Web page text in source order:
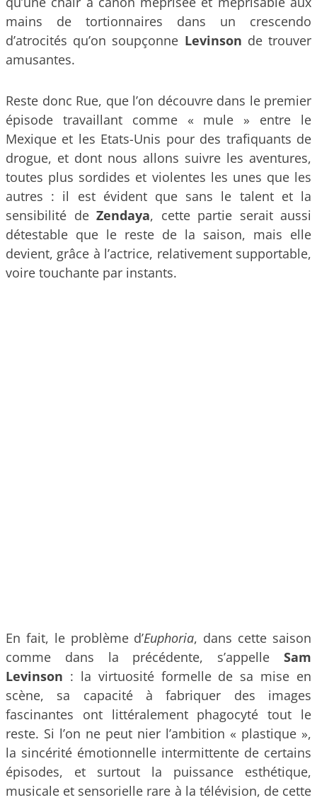
mains de tortionnaires dans un crescendo
d’atrocités qu’on soupçonne Levinson de trouver
amusantes.
Reste donc Rue, que l’on découvre dans le premier
épisode travaillant comme « mule » entre le
Mexique et les Etats-Unis pour des trafiquants de
drogue, et dont nous allons suivre les aventures,
toutes plus sordides et violentes les unes que les
autres : il est évident que sans le talent et la
sensibilité de Zendaya, cette partie serait aussi
détestable que le reste de la saison, mais elle
devient, grâce à l’actrice, relativement supportable,
voire touchante par instants.
En fait, le problème d’Euphoria, dans cette saison
comme dans la précédente, s’appelle Sam
Levinson : la virtuosité formelle de sa mise en
scène, sa capacité à fabriquer des images
fascinantes ont littéralement phagocyté tout le
reste. Si l’on ne peut nier l’ambition « plastique »,
la sincérité émotionnelle intermittente de certains
épisodes, et surtout la puissance esthétique,
musicale et sensorielle rare à la télévision, de cette